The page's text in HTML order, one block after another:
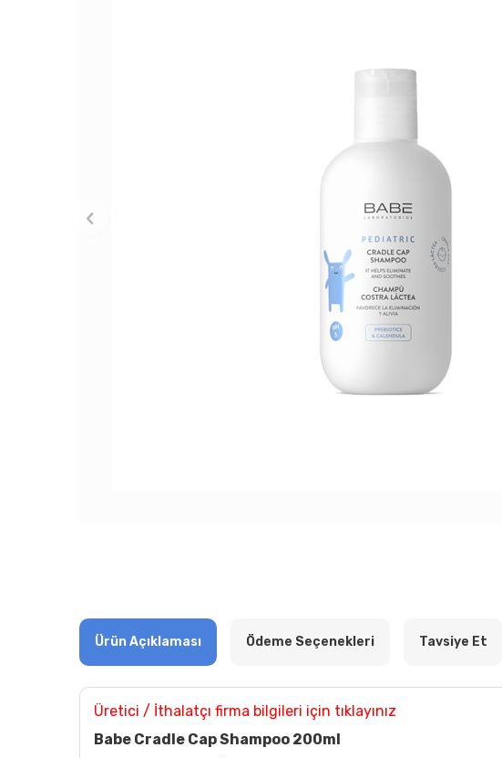
Ürün Açıklaması Ödeme Seçenekleri Tavsiye Et
Üretici / İthalatçı firma bilgileri için tıklayınız
Babe Cradle Cap Shampoo 200ml